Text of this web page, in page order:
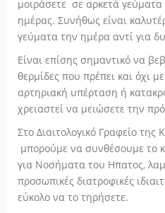
μοιράσετε σε αρκετά γεύματα
ημέρας. Συνήθως είναι
γεύματα την ημέρα αντί για
Είναι επίσης σημαντικό να
θερμίδες που πρέπει και όχι
αρτηριακή υπέρταση ή
χρειαστεί να μειώσετε την
Στο Διαιτολογικό Γραφείο της
μπορούμε να συνθέσουμε το
για Νοσήματα του Ηπατος,
προσωπικές διατροφικές
εύκολο να το τηρήσετε.